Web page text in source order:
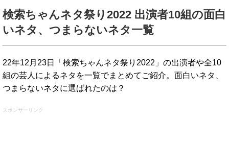
検索ちゃんネタ祭り2022 出演者10組の面白
いネタ、つまらないネタ一覧
22年12月23日「検索ちゃんネタ祭り2022」の出演者や全10
組の芸人によるネタを一覧でまとめてご紹介。面白いネタ、
つまらないネタに選ばれたのは？
スポンサーリンク